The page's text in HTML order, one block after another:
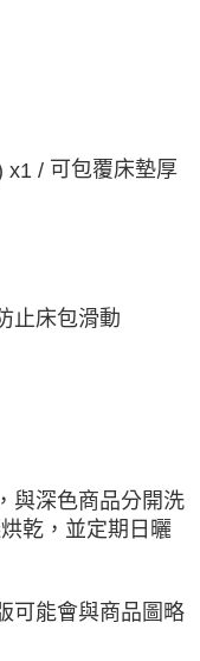
x1 / 可包覆床墊厚
止床包滑動
與深色商品分開洗
乾，並定期日曬
可能會與商品圖略